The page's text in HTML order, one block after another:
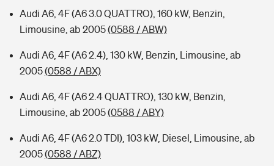
Audi A6, 4F (A6 3.0 QUATTRO), 160 kW, Benzin,
Limousine, ab 2005(0588 / ABW)
Audi A6, 4F (A6 2.4), 130 kW, Benzin, Limousine, ab
2005(0588 / ABX)
Audi A6, 4F (A6 2.4 QUATTRO), 130 kW, Benzin,
Limousine, ab 2005(0588 / ABY)
Audi A6, 4F (A6 2.0 TDI), 103 kW, Diesel, Limousine, ab
2005(0588 / ABZ)